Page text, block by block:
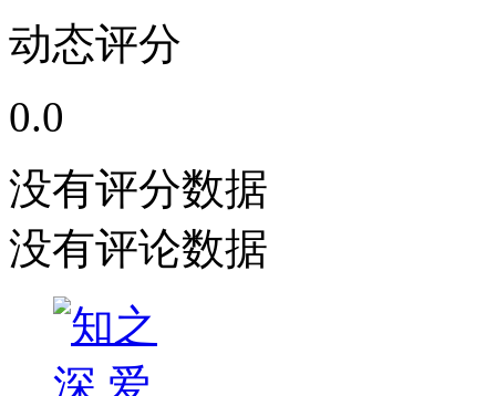
动态评分
0.0
没有评分数据
没有评论数据